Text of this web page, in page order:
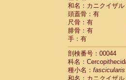
和名：カニクイザル
頭蓋骨：有
尺骨：有
腓骨：有
手：有
剖検番号：00044
科名：
種小名： fascicularis
和名：カニクイザル